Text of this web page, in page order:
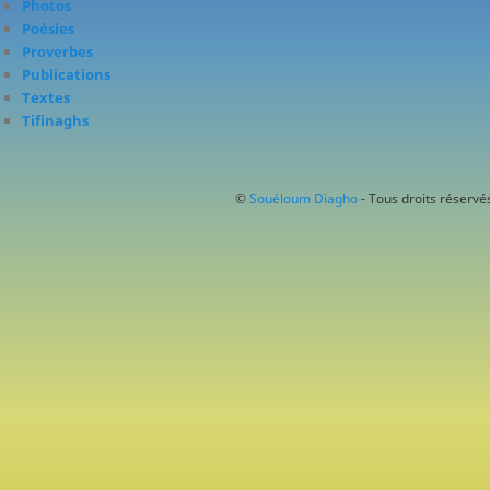
Photos
Poésies
Proverbes
Publications
Textes
Tifinaghs
© Souéloum Diagho- Tous droits